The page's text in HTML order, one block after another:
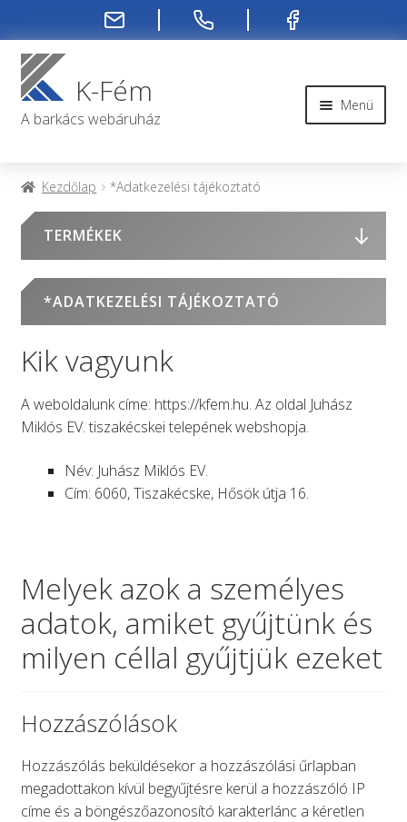
Ugrás
a
navigációhoz
Kilépés
a
tartalombaK-Fém
A barkács webáruház
Menü
Kapcsolat
Rendelés menete
Rólunk
Fiókom
Keresés
a
Keresés
Kezdőlap *Adatkezelési tájékoztató
*ADATKEZELÉSI TÁJÉKOZTATÓ
Kik vagyunk
A weboldalunk címe: https://kfem.hu. Az oldal Juhász
Miklós EV. tiszakécskei telepének webshopja.
Név: Juhász Miklós EV.
Cím: 6060, Tiszakécske, Hősök útja 16.
Melyek azok a személyes
adatok, amiket gyűjtünk és
milyen céllal gyűjtjük ezeket
Hozzászólások
Hozzászólás beküldésekor a hozzászólási űrlapban
megadottakon kívül begyűjtésre kerül a hozzászóló IP
címe és a böngészőazonosító karakterlánc a kéretlen
TERMÉKEK